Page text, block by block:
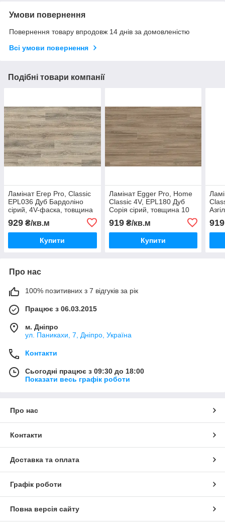
Умови повернення
Повернення товару впродовж 14 днів за домовленістю
Всі умови повернення
Подібні товари компанії
Ламінат Егер Pro, Classic
EPL036 Дуб Бардоліно
сірий, 4V-фаска, товщина
929 ₴/кв.м
Купити
Ламінат Egger Pro, Home
Classic 4V, EPL180 Дуб
Сорія сірий, товщина 10
919₴/кв.м
Купити
919
Про нас
100% позитивних з 7 відгуків за рік
Працює з 06.03.2015
м. Дніпро
ул. Паникахи, 7, Дніпро, Україна
Контакти
Сьогодні працює з 09:30 до 18:00
Показати весь графік роботи
Про нас
Контакти
Доставка та оплата
Графік роботи
Повна версія сайту